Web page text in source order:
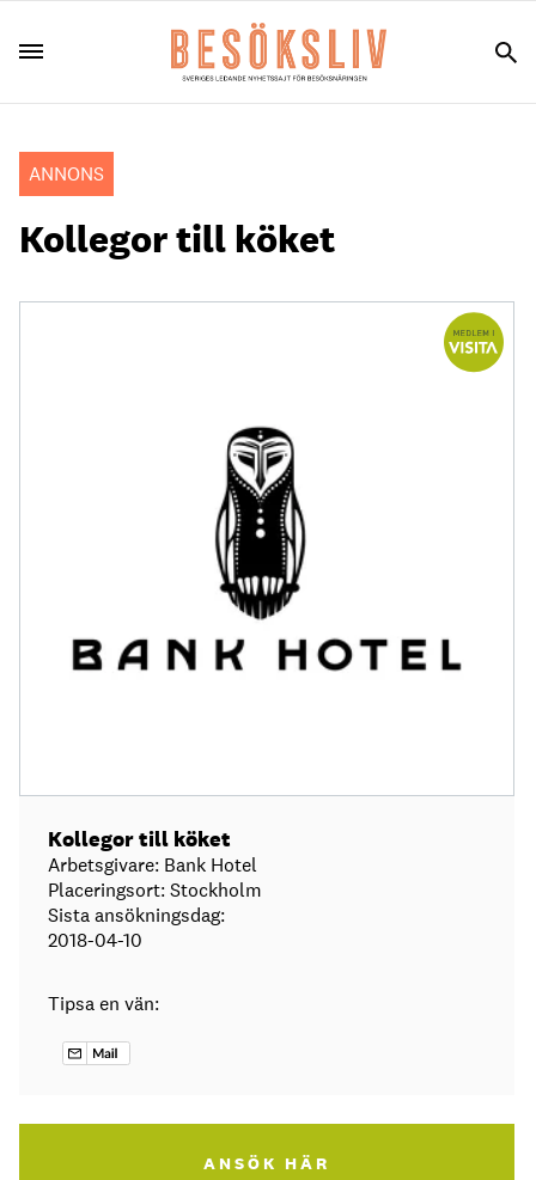
ANNONS
Kollegor till köket
Kollegor till köket
Arbetsgivare: Bank Hotel
Placeringsort: Stockholm
Sista ansökningsdag:
2018-04-10
Tipsa en vän:
ANSÖK HÄR